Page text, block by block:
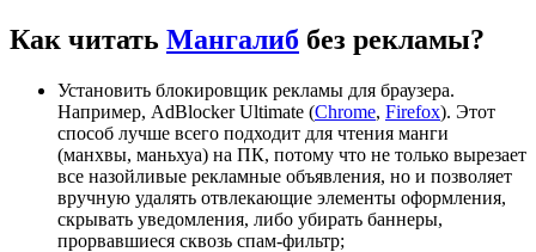
Как читать Мангалиб без рекламы?
Установить блокировщик рекламы для браузера.
Например, AdBlocker Ultimate (Chrome, Firefox). Этот
способ лучше всего подходит для чтения манги
(манхвы, маньхуа) на ПК, потому что не только вырезает
все назойливые рекламные объявления, но и позволяет
вручную удалять отвлекающие элементы оформления,
скрывать уведомления, либо убирать баннеры,
прорвавшиеся сквозь спам-фильтр;